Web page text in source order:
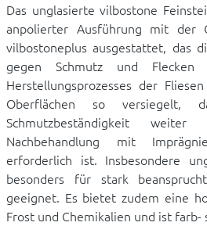
Das unglasierte vilbostone
anpolierter Ausführung mit der
vilbostoneplus ausgestattet, das
gegen Schmutz und Flecken
Herstellungsprozesses der
Oberflächen so versiegelt,
Schmutzbeständigkeit
Nachbehandlung mit
erforderlich ist. Insbesondere
besonders für stark
geeignet. Es bietet zudem eine
Frost und Chemikalien und ist farb-